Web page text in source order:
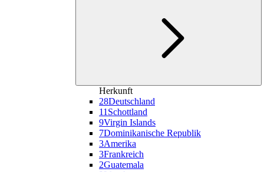
Herkunft
28Deutschland
11 Schottland
9Virgin Islands
7Dominikanische Republik
3Amerika
3Frankreich
2Guatemala